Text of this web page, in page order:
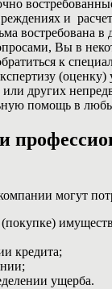
и
востребована
Вы в
к
или других
помощь в
могут
кредита;
ущерба.